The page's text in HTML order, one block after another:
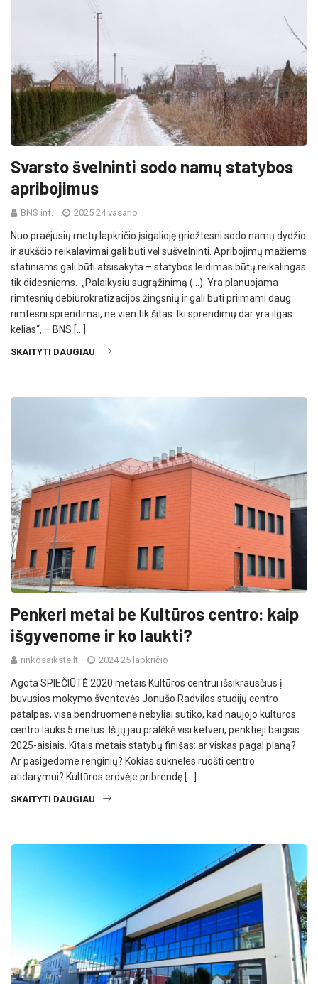
Svarsto švelninti sodo namų statybos
apribojimus
BNS inf. 2025 24 vasario
Nuo praėjusių metų lapkričio įsigalioję griežtesni sodo namų dydžio
ir aukščio reikalavimai gali būti vėl sušvelninti. Apribojimų mažiems
statiniams gali būti atsisakyta – statybos leidimas būtų reikalingas
tik didesniems. „Palaikysiu sugrąžinimą (…). Yra planuojama
rimtesnių debiurokratizacijos žingsnių ir gali būti priimami daug
rimtesni sprendimai, ne vien tik šitas. Iki sprendimų dar yra ilgas
kelias“, – BNS […]
SKAITYTI DAUGIAU
Penkeri metai be Kultūros centro: kaip
išgyvenome ir ko laukti?
rinkosaikste.lt 2024 25 lapkričio
Agota SPIEČIŪTĖ 2020 metais Kultūros centrui išsikrausčius į
buvusios mokymo šventovės Jonušo Radvilos studijų centro
patalpas, visa bendruomenė nebyliai sutiko, kad naujojo kultūros
centro lauks 5 metus. Iš jų jau pralėkė visi ketveri, penktieji baigsis
2025-aisiais. Kitais metais statybų finišas: ar viskas pagal planą?
Ar pasigedome renginių? Kokias sukneles ruošti centro
atidarymui? Kultūros erdvėje pribrendę […]
SKAITYTI DAUGIAU